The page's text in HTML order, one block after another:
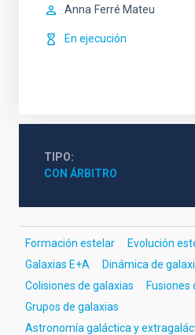
Anna Ferré Mateu
En ejecución
TIPO
CON ÁRBITRO
Formación estelar Evolución
Galaxias E+A
Dinámica de
Colisiones de galaxias
Fusiones
Grupos de galaxias
Astronomía galáctica y